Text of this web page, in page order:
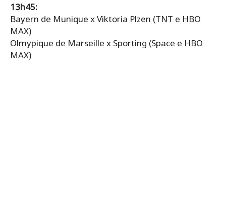
13h45:
Bayern de Munique x Viktoria Plzen (TNT e HBO
MAX)
Olmypique de Marseille x Sporting (Space e HBO
MAX)